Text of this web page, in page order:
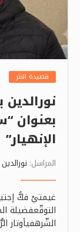
قصيدة النثر
بعنوان
الإنهيار”
المراسل:
غيمتيْ فكُّ
التوقّعفضيلة
الشّرهفيأوتار